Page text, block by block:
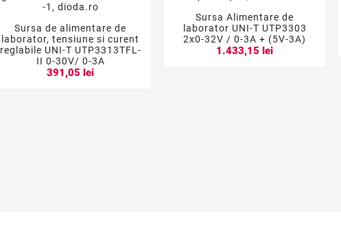
  
Sursa de alimentare de
laborator, tensiune si curent
reglabile UNI-T UTP3313TFL-
II 0-30V/ 0-3A
391,05 lei
  
Sursa Alimentare de
laborator UNI-T UTP3303
2x0-32V / 0-3A + (5V-3A)
1.433,15 lei